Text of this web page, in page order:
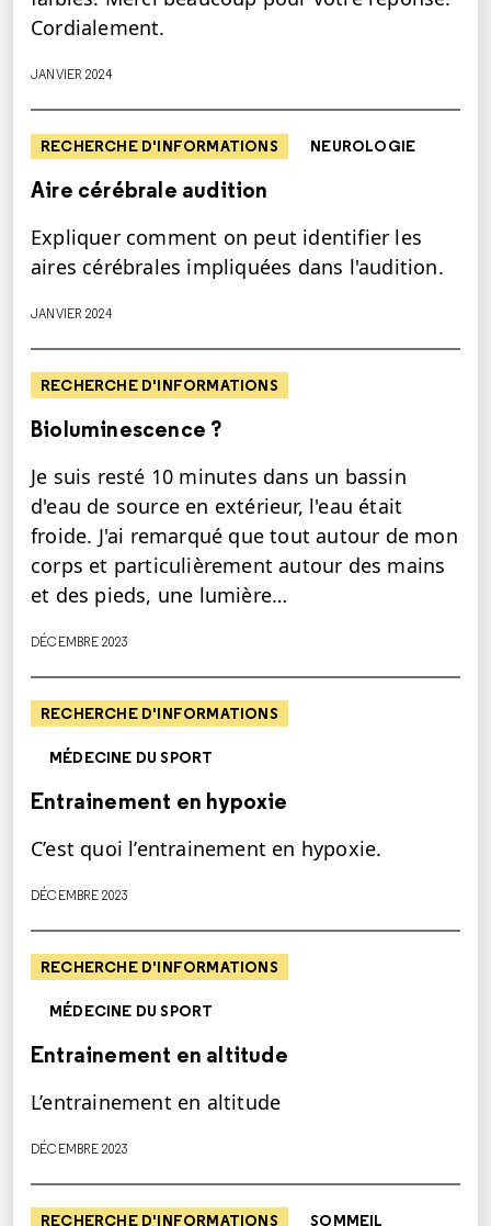
Cordialement.
JANVIER 2024
RECHERCHE D'INFORMATIONS NEUROLOGIE
Aire cérébrale audition
Expliquer comment on peut identifier les
aires cérébrales impliquées dans l'audition.
JANVIER 2024
RECHERCHE D'INFORMATIONS
Bioluminescence ?
Je suis resté 10 minutes dans un bassin
d'eau de source en extérieur, l'eau était
froide. J'ai remarqué que tout autour de mon
corps et particulièrement autour des mains
et des pieds, une lumière…
DÉCEMBRE 2023
RECHERCHE D'INFORMATIONS
MÉDECINE DU SPORT
Entrainement en hypoxie
C’est quoi l’entrainement en hypoxie.
DÉCEMBRE 2023
RECHERCHE D'INFORMATIONS
MÉDECINE DU SPORT
Entrainement en altitude
L’entrainement en altitude
DÉCEMBRE 2023
RECHERCHE D'INFORMATIONS SOMMEIL